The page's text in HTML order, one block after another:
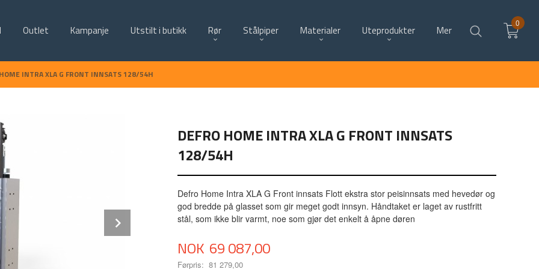
Outlet Kampanje Utstilt i butikk Rør Stålpiper Materialer Uteprodukter Mer
0
INTRA XLA G FRONT INNSATS 128/54H
DEFRO HOME INTRA XLA G FRONT INNSATS
128/54H
Defro Home Intra XLA G Front innsats Flott ekstra stor peisinnsats med hevedør og
god bredde på glasset som gir meget godt innsyn. Håndtaket er laget av rustfritt
stål, som ikke blir varmt, noe som gjør det enkelt å åpne døren
Tilbud
NOK 69 087,00
Førpris: 81 279,00